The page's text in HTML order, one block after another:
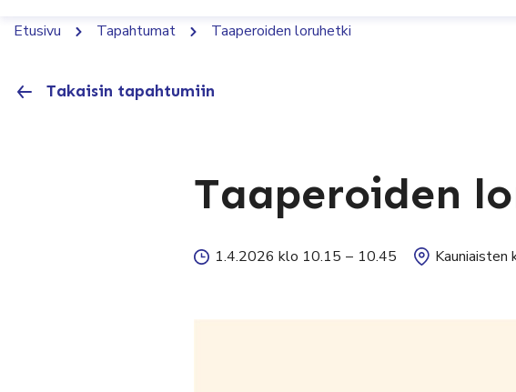
Etusivu Tapahtumat Taaperoiden loruhetki
Takaisin tapahtumiin
Taaperoiden
1.4.2026 klo 10.15 – 10.45 Kauniaisten